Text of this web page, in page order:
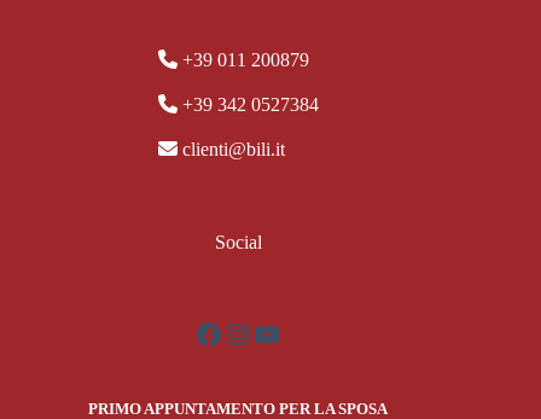
+39 011 200879
+39 342 0527384
clienti@bili.it
Social
Facebook
Instagram
YouTube
PRIMO APPUNTAMENTO PER LA SPOSA